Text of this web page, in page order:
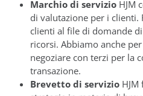
Marchio di servizio HJM
di valutazione per i clienti.
clienti al file di domande
ricorsi. Abbiamo anche
negoziare con terzi per la
transazione.
Brevetto di servizio